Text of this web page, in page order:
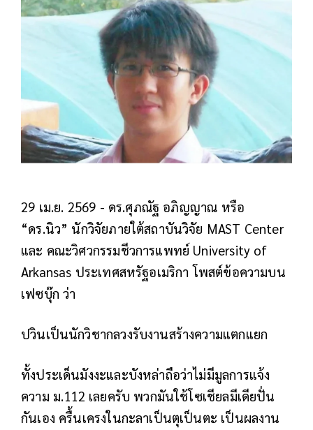
29 เม.ย. 2569 - ดร.ศุภณัฐ อภิญญาณ หรือ
“ดร.นิว” นักวิจัยภายใต้สถาบันวิจัย MAST Center
และ คณะวิศวกรรมชีวการแพทย์ University of
Arkansas ประเทศสหรัฐอเมริกา โพสต์ข้อความบน
เฟซบุ๊ก ว่า
ปวินเป็นนักวิชากลวงรับงานสร้างความแตกแยก
ทั้งประเด็นมังงะและบังหล่าถือว่าไม่มีมูลการแจ้ง
ความ ม.112 เลยครับ พวกมันใช้โซเชียลมีเดียปั่น
กันเอง ครื้นเครงในกะลาเป็นตุเป็นตะ เป็นผลงาน